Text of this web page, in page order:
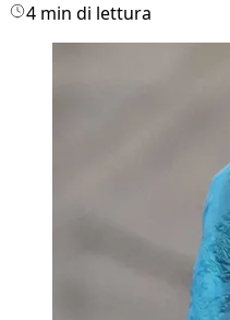
4 min di lettura